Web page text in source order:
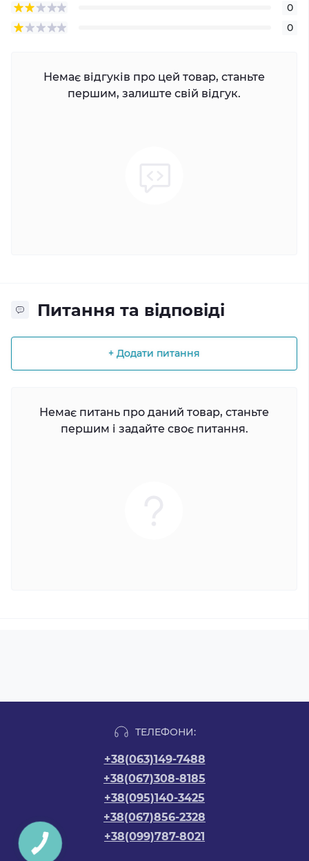
0
0
Немає відгуків про цей товар, станьте
першим, залиште свій відгук.
Питання та відповіді
+ Додати питання
Немає питань про даний товар, станьте
першим і задайте своє питання.
ТЕЛЕФОНИ:
+38(063)149-7488
+38(067)308-8185
+38(095)140-3425
+38(067)856-2328
+38(099)787-8021